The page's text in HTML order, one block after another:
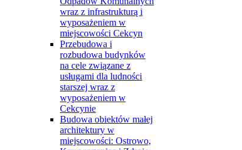
wraz z infrastrukturą i
wyposażeniem w
miejscowości Cekcyn
Przebudowa i
rozbudowa budynków
na cele związane z
usługami dla ludności
starszej wraz z
wyposażeniem w
Cekcynie
Budowa obiektów małej
architektury w
miejscowości: Ostrowo,